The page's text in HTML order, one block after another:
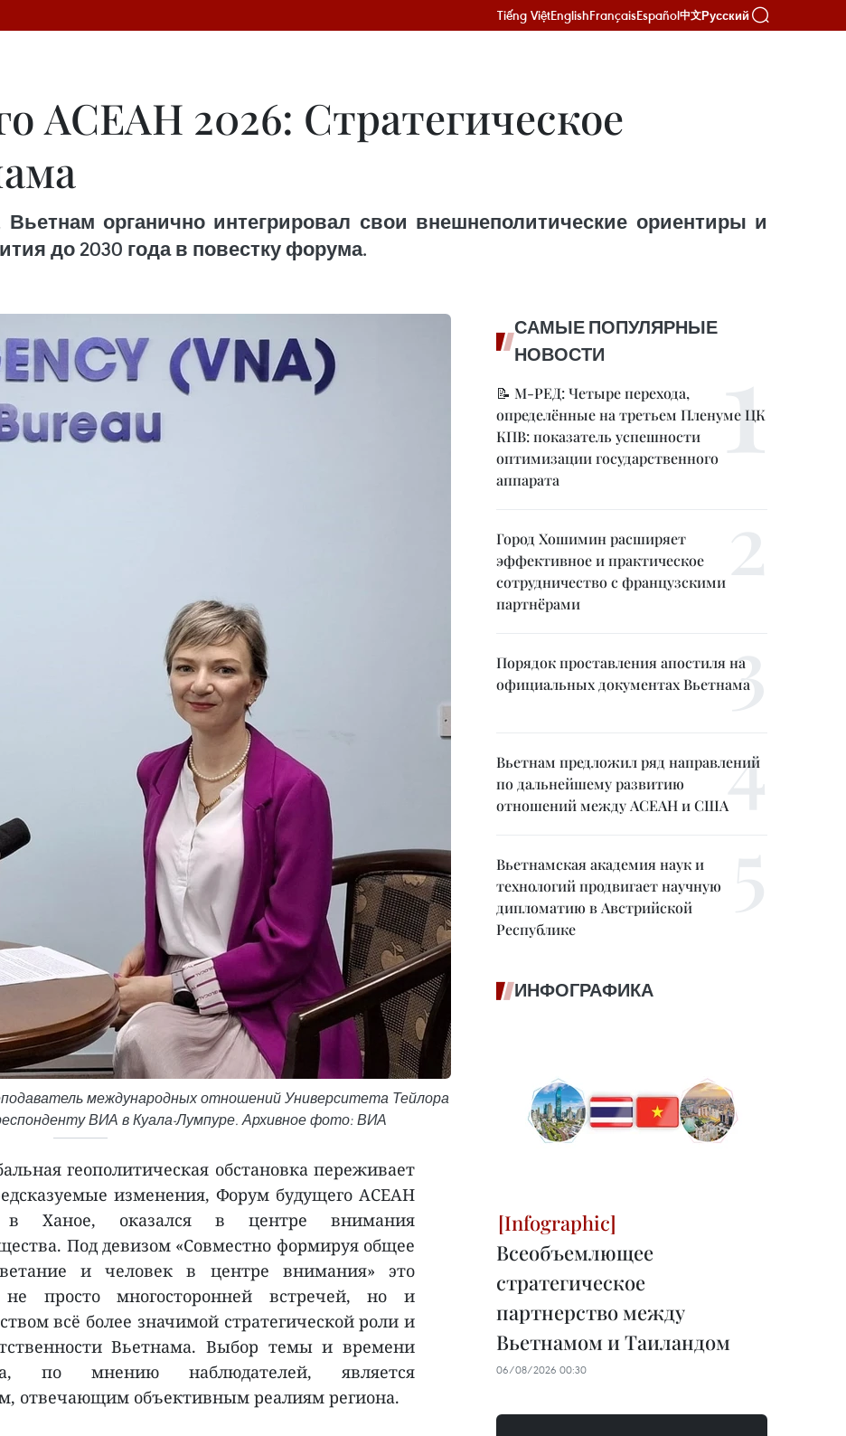
Tiếng ViệtEnglishFrançaisEspañol中文Русский
АСЕАН 2026: Стратегическое
органично интегрировал свои внешнеполитические ориентиры и
до 2030 года в повестку форума.
международных отношений Университета Тейлора
ВИА в Куала-Лумпуре. Архивное фото: ВИА
геополитическая обстановка переживает
изменения, Форум будущего АСЕАН
в Ханое, оказался в центре внимания
Под девизом «Совместно формируя общее
и человек в центре внимания» это
не просто многосторонней встречей, но и
всё более значимой стратегической роли и
Вьетнама. Выбор темы и времени
по мнению наблюдателей, является
отвечающим объективным реалиям региона.
САМЫЕ ПОПУЛЯРНЫЕ
НОВОСТИ
📝 М-РЕД: Четыре перехода,
определённые на третьем Пленуме ЦК
КПВ: показатель успешности
оптимизации государственного
аппарата
Город Хошимин расширяет
эффективное и практическое
сотрудничество с французскими
партнёрами
Порядок проставления апостиля на
официальных документах Вьетнама
Вьетнам предложил ряд направлений
по дальнейшему развитию
отношений между АСЕАН и США
Вьетнамская академия наук и
технологий продвигает научную
дипломатию в Австрийской
Республике
ИНФОГРАФИКА
Всеобъемлющее
стратегическое
партнерство между
Вьетнамом и Таиландом
06/08/2026 00:30